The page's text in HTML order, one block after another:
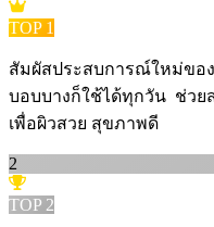
TOP 1
สัมผัสประสบการณ์ใหม่ของ
บอบบางก็ใช้ได้ทุกวัน ️ ช่วย
เพื่อผิวสวย สุขภาพดี
2
TOP 2